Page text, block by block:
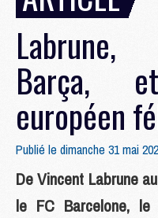
Labrune,
Barça,
européen
Publié le dimanche 31 mai
De Vincent Labrune
le FC Barcelone,